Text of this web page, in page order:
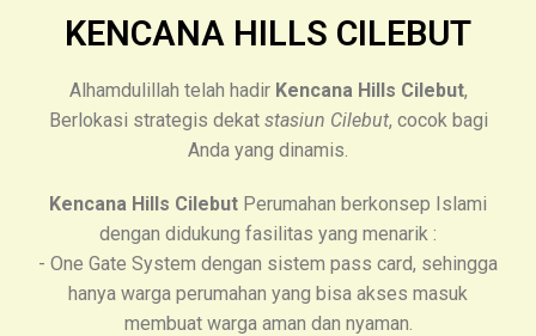
KENCANA HILLS CILEBUT
Alhamdulillah telah hadir Kencana Hills Cilebut,
Berlokasi strategis dekat stasiun Cilebut, cocok bagi
Anda yang dinamis.
Kencana Hills Cilebut Perumahan berkonsep Islami
dengan didukung fasilitas yang menarik :
- One Gate System dengan sistem pass card, sehingga
hanya warga perumahan yang bisa akses masuk
membuat warga aman dan nyaman.